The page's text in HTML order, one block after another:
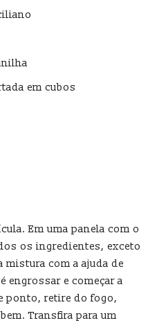
em cubos
Em uma panela com o
os ingredientes, exceto
mistura com a ajuda de
engrossar e começar a
ponto, retire do fogo,
Transfira para um